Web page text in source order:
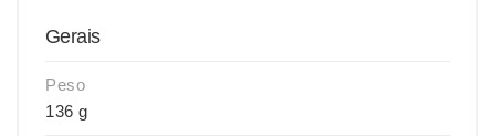
Gerais
Peso
136 g